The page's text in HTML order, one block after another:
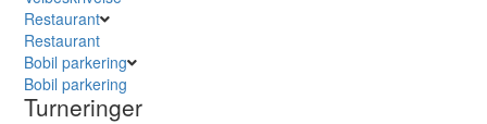
Restaurant
Restaurant
Bobil parkering
Bobil parkering
Turneringer